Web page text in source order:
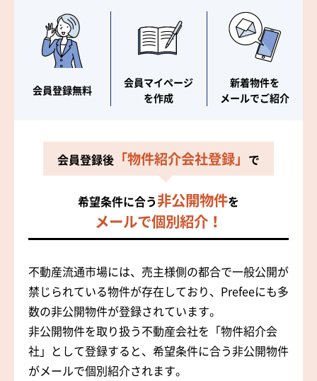
会員登録無料
会員マイページ
を作成
新着物件を
メールでご紹介
会員登録後 「物件紹介会社登録」 で
希望条件に合う非公開物件を
メールで個別紹介！
不動産流通市場には、売主様側の都合で一般公開が
禁じられている物件が存在しており、Prefeeにも多
数の非公開物件が登録されています。
非公開物件を取り扱う不動産会社を「物件紹介会
社」として登録すると、希望条件に合う非公開物件
がメールで個別紹介されます。